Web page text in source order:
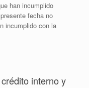
han incumplido
fecha no
incumplido con la
interno y